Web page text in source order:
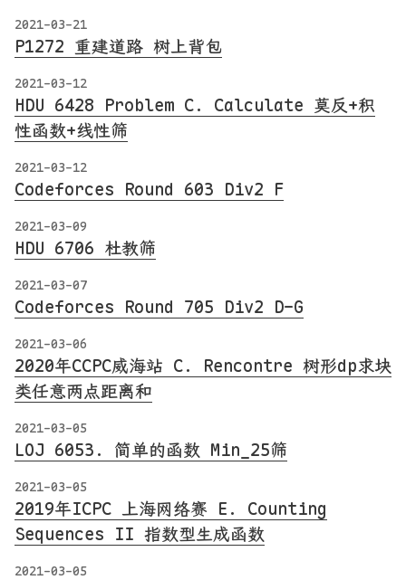
2021-03-21
P1272 重建道路 树上背包
2021-03-12
HDU 6428 Problem C. Calculate 莫反+积
性函数+线性筛
2021-03-12
Codeforces Round 603 Div2 F
2021-03-09
HDU 6706 杜教筛
2021-03-07
Codeforces Round 705 Div2 D-G
2021-03-06
2020年CCPC威海站 C. Rencontre 树形dp求块
类任意两点距离和
2021-03-05
LOJ 6053. 简单的函数 Min_25筛
2021-03-05
2019年ICPC 上海网络赛 E. Counting
Sequences II 指数型生成函数
2021-03-05